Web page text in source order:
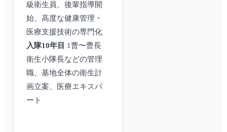
級衛生員、後輩指導開
始、高度な健康管理・
医療支援技術の専門化
入隊10年目 1曹〜曹長
衛生小隊長などの管理
職、基地全体の衛生計
画立案、医療エキスパ
ート